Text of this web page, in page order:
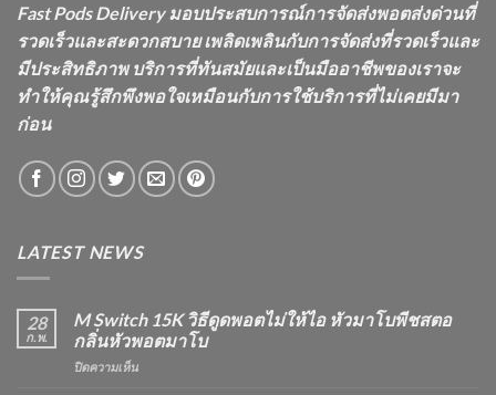
Fast Pods Delivery มอบประสบการณ์การจัดส่งพอตส่งด่วนที่
รวดเร็วและสะดวกสบาย เพลิดเพลินกับการจัดส่งที่รวดเร็วและ
มีประสิทธิภาพ บริการที่ทันสมัยและเป็นมืออาชีพของเราจะ
ทำให้คุณรู้สึกพึงพอใจเหมือนกับการใช้บริการที่ไม่เคยมีมา
ก่อน
LATEST NEWS
28
ก.พ.
M Switch 15K วิธีดูดพอตไม่ให้ไอ หัวมาโบพีชสตอ
กลิ่นหัวพอตมาโบ
ปิดความเห็นบน